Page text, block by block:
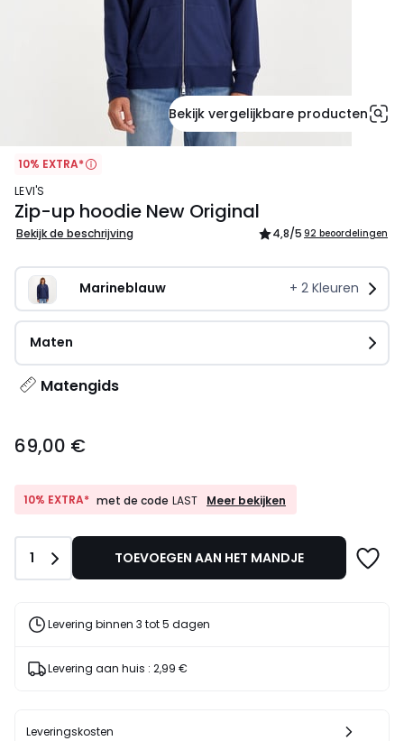
Bekijk vergelijkbare producten
10% EXTRA*
LEVI'S
Zip-up hoodie New Original
Bekijk de beschrijving 4,8/5 92 beoordelingen
Marineblauw + 2 Kleuren
Maten
Matengids
€.
69,00 €
10% EXTRA* met de code LAST
10%
code
LAST
Meer bekijken
Aantal
1 TOEVOEGEN AAN HET MANDJE
Levering binnen 3 tot 5 dagen
Levering aan huis : 2,99 €
Leveringskosten